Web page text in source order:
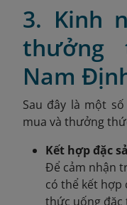
3. Kinh
thưởng
Nam
Sau đây là một
mua và thưởng
Kết hợp đặc
Để cảm nhận
có thể kết hợp
thức uống đặc